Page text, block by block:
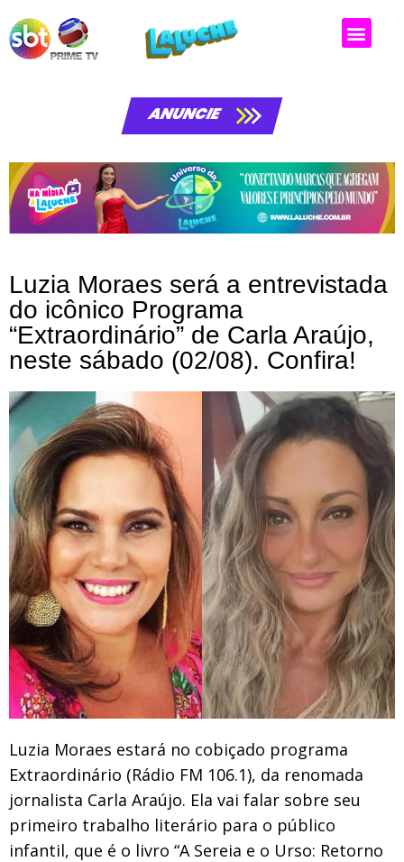
ANUNCIE
Luzia Moraes será a entrevistada
do icônico Programa
“Extraordinário” de Carla Araújo,
neste sábado (02/08). Confira!
Luzia Moraes estará no cobiçado programa
Extraordinário (Rádio FM 106.1), da renomada
jornalista Carla Araújo. Ela vai falar sobre seu
primeiro trabalho literário para o público
infantil, que é o livro “A Sereia e o Urso: Retorno